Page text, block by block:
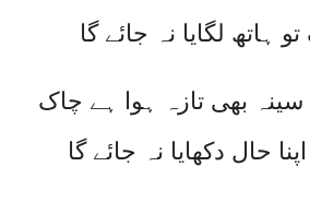
ہاتھ لگایا نہ جائے گا
بھی تازہ ہوا ہے چاک
حال دکھایا نہ جائے گا